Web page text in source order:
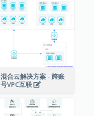
混合云解决方案 - 跨账
号VPC互联